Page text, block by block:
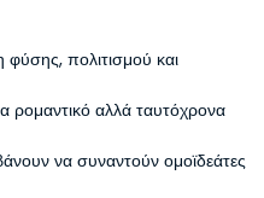
φύσης, πολιτισμού και
ρομαντικό αλλά ταυτόχρονα
να συναντούν ομοϊδεάτες